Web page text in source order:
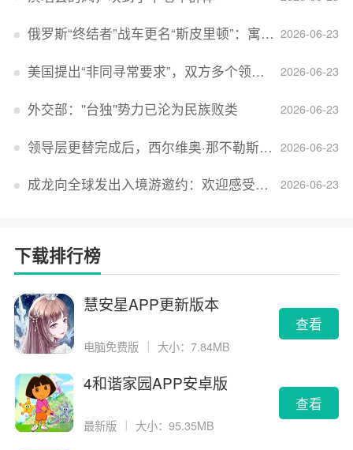
2026-06-23
俄罗斯“终结者”战车更名“斯皮里顿”：寓意强大可靠，彰显俄精神力量
2026-06-23
美国提出“非同寻常要求”，双方多个领域分歧依旧，印美贸易谈判进入“关键阶段”
2026-06-23
外交部：''台独''势力已沦为民族败类
2026-06-23
领导层更替完成后，西尔维奥·那不勒斯出任Lucid首席执行官
2026-06-23
成龙向全球发出入境游邀约：欢迎感受无滤镜的真实中国
下载排行榜
慧安星APP更新版本
电脑免费版 ｜ 大小：7.84MB
查看
4和谐家园APP安卓版
最新版 大小：95.35MB
查看